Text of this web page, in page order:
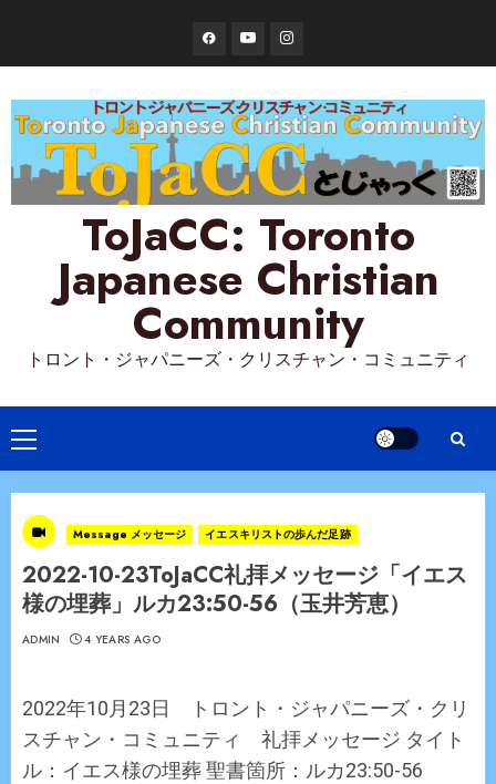
content
FacebookYouTubeInstagram
ToJaCC: Toronto
Japanese Christian
Community
トロント・ジャパニーズ・クリスチャン・コミュニティ
Primary
Menu
Message メッセージ イエスキリストの歩んだ足跡
2022-10-23ToJaCC礼拝メッセージ「イエス
様の埋葬」ルカ23:50-56（玉井芳恵）
ADMIN 4 YEARS AGO
2022年10月23日 トロント・ジャパニーズ・クリ
スチャン・コミュニティ 礼拝メッセージ タイト
ル：イエス様の埋葬 聖書箇所：ルカ23:50-56